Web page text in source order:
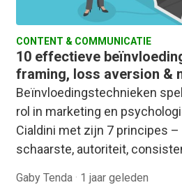
CONTENT & COMMUNICATIE
10 effectieve
framing, loss aversion &
Beïnvloedingstechnieken
rol in marketing en
Cialdini met zijn 7 principes
schaarste, autoriteit,
Gaby Tenda · 1 jaar geleden